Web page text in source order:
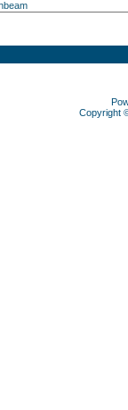
Copyright